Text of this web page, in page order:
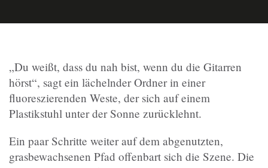
„Du weißt, dass du nah bist, wenn du die Gitarren
hörst“, sagt ein lächelnder Ordner in einer
fluoreszierenden Weste, der sich auf einem
Plastikstuhl unter der Sonne zurücklehnt.
Ein paar Schritte weiter auf dem abgenutzten,
grasbewachsenen Pfad offenbart sich die Szene. Die